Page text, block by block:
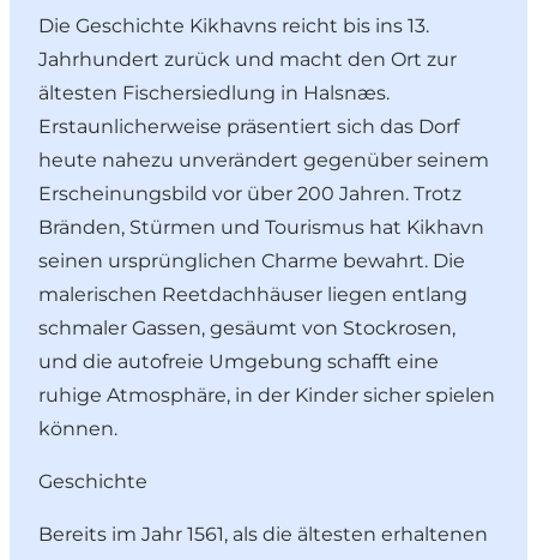
Die Geschichte Kikhavns reicht bis ins 13.
Jahrhundert zurück und macht den Ort zur
ältesten Fischersiedlung in Halsnæs.
Erstaunlicherweise präsentiert sich das Dorf
heute nahezu unverändert gegenüber seinem
Erscheinungsbild vor über 200 Jahren. Trotz
Bränden, Stürmen und Tourismus hat Kikhavn
seinen ursprünglichen Charme bewahrt. Die
malerischen Reetdachhäuser liegen entlang
schmaler Gassen, gesäumt von Stockrosen,
und die autofreie Umgebung schafft eine
ruhige Atmosphäre, in der Kinder sicher spielen
können.
Geschichte
Bereits im Jahr 1561, als die ältesten erhaltenen